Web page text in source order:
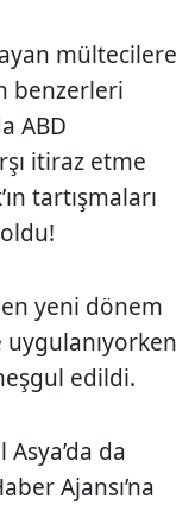
mültecilere
benzerleri
ABD
itiraz etme
tartışmaları
yeni dönem
edildi.
da
Ajansı’na